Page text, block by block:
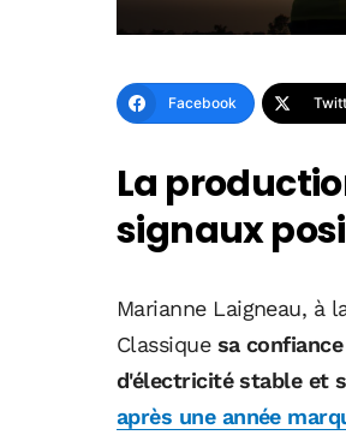
Facebook
La
signaux
Marianne Laigneau, à
Classique sa
d'électricité stable et
après une année